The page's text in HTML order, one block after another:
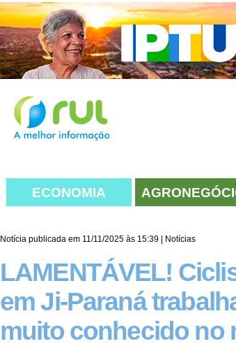
ECONOMIA
Notícia publicada em 11/11/2025 às 15:39 | Notícias
LAMENTÁVEL!
em Ji-Paraná
muito conhecido no